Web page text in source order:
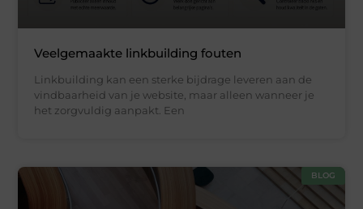
Veelgemaakte linkbuilding fouten
Linkbuilding kan een sterke bijdrage leveren aan de
vindbaarheid van je website, maar alleen wanneer je
het zorgvuldig aanpakt. Een
BLOG